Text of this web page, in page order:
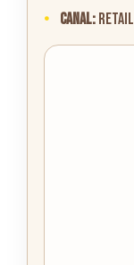
alimentación
Canal: Retail